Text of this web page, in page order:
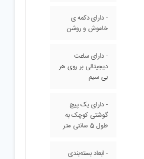
- دارای دکمه ی
خاموش و روشن
- دارای ساعت
دیجیتالی بر روی هر
بی سیم
- دارای یک پیچ
گوشتی کوچک به
طول 5 سانتی متر
- ابعاد بسته‌بندی